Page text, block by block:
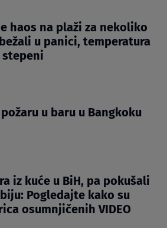
haos na plaži za nekoliko
u panici, temperatura
stepeni
u baru u Bangkoku
iz kuće u BiH, pa pokušali
Pogledajte kako su
osumnjičenih VIDEO